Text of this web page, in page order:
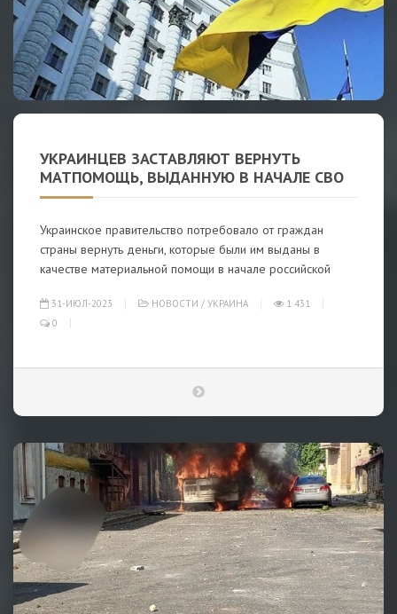
УКРАИНЦЕВ ЗАСТАВЛЯЮТ ВЕРНУТЬ
МАТПОМОЩЬ, ВЫДАННУЮ В НАЧАЛЕ СВО
Украинское правительство потребовало от граждан
страны вернуть деньги, которые были им выданы в
качестве материальной помощи в начале российской
31-ИЮЛ-2023 НОВОСТИ / УКРАИНА
1 431
0